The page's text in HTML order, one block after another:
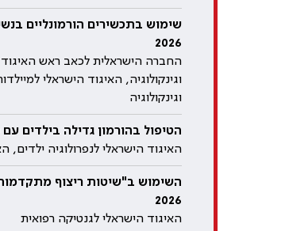
שימוש בתכשירים הורמונליים
2026
החברה הישראלית לכאב ראש האיגוד
וגינקולוגיה, האיגוד הישראלי
וגינקולוגיה
הטיפול בהורמון גדילה בילדים עם
האיגוד הישראלי לנפרולוגיה ילדים,
השימוש ב"שיטות ריצוף
2026
האיגוד הישראלי לגנטיקה רפואית